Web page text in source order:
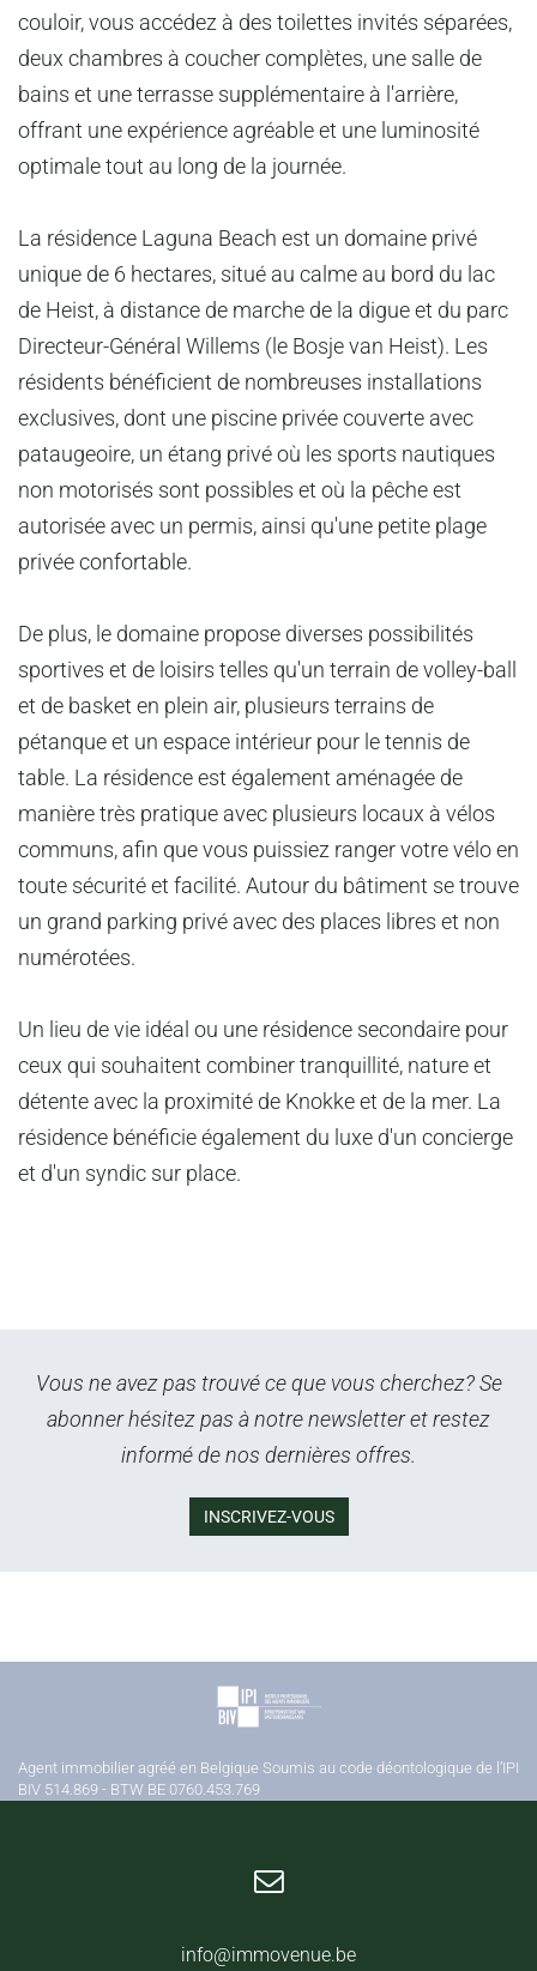
couloir, vous accédez à des toilettes invités séparées,
deux chambres à coucher complètes, une salle de
bains et une terrasse supplémentaire à l'arrière,
offrant une expérience agréable et une luminosité
optimale tout au long de la journée.
La résidence Laguna Beach est un domaine privé
unique de 6 hectares, situé au calme au bord du lac
de Heist, à distance de marche de la digue et du parc
Directeur-Général Willems (le Bosje van Heist). Les
résidents bénéficient de nombreuses installations
exclusives, dont une piscine privée couverte avec
pataugeoire, un étang privé où les sports nautiques
non motorisés sont possibles et où la pêche est
autorisée avec un permis, ainsi qu'une petite plage
privée confortable.
De plus, le domaine propose diverses possibilités
sportives et de loisirs telles qu'un terrain de volley-ball
et de basket en plein air, plusieurs terrains de
pétanque et un espace intérieur pour le tennis de
table. La résidence est également aménagée de
manière très pratique avec plusieurs locaux à vélos
communs, afin que vous puissiez ranger votre vélo en
toute sécurité et facilité. Autour du bâtiment se trouve
un grand parking privé avec des places libres et non
numérotées.
Un lieu de vie idéal ou une résidence secondaire pour
ceux qui souhaitent combiner tranquillité, nature et
détente avec la proximité de Knokke et de la mer. La
résidence bénéficie également du luxe d'un concierge
et d'un syndic sur place.
Vous ne avez pas trouvé ce que vous cherchez? Se
abonner hésitez pas à notre newsletter et restez
informé de nos dernières offres.
INSCRIVEZ-VOUS
Agent immobilier agréé en Belgique Soumis au code déontologique de l’IPI
BIV 514.869 - BTW BE 0760.453.769
info@immovenue.be